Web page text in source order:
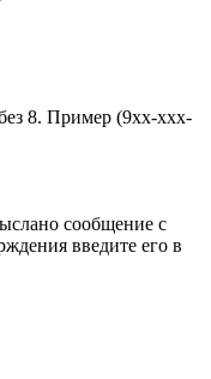
8. Пример (9хх-ххх-
сообщение с
введите его в